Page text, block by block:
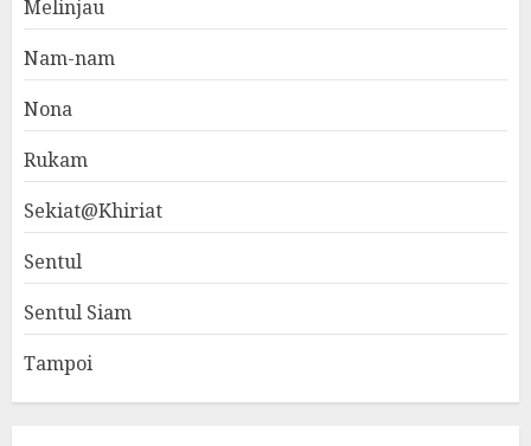
Melinjau
Nam-nam
Nona
Rukam
Sekiat@Khiriat
Sentul
Sentul Siam
Tampoi